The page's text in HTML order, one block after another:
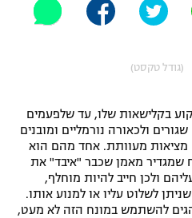
(גודל טקסט)
בקלישאות שלו, עד שלפעמים
שגורים ולכאורה נורמליים ומובנים
מעוותת. אחד מהם הוא
שמגדיר מאמן שכבר "איבד" את
ולכן חייב להיות מוחלף,
לשלוט עליו או למנוע אותו.
להשתמש במונח הזה לא מעט,